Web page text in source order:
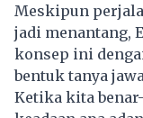
Meskipun
jadi menantang,
konsep ini
bentuk tanya
Ketika kita